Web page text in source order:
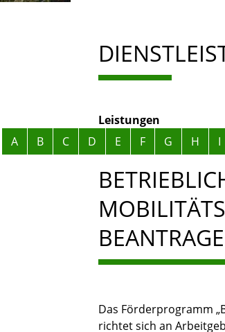
Leistungen
Alphabetisches
A B C D E F G H I
Das Förderprogramm
richtet sich an